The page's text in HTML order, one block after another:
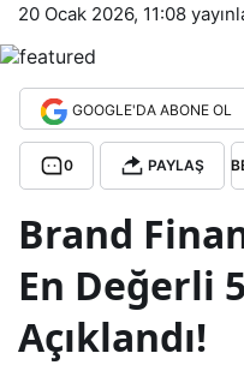
20 Ocak 2026, 11:08
GOOGLE'DA ABONE OL
0 PAYLAŞ
Brand
En Değerli
Açıklandı!
n en
değ
kala